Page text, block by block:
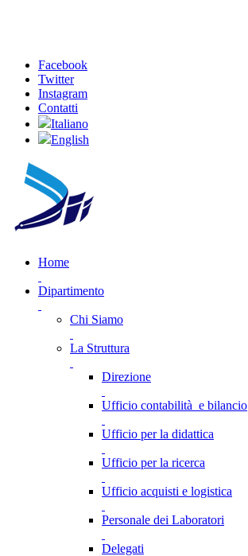
Facebook
Twitter
Instagram
Contatti
Italiano
English
Home
Dipartimento
Chi Siamo
La Struttura
Direzione
Ufficio contabilità e bilancio
Ufficio per la didattica
Ufficio per la ricerca
Ufficio acquisti e logistica
Personale dei Laboratori
Delegati